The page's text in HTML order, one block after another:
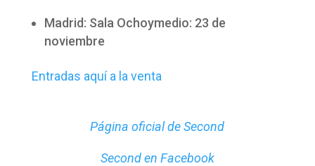
Madrid: Sala Ochoymedio: 23 de
noviembre
Entradas aquí a la venta
Página oficial de Second
Second en Facebook